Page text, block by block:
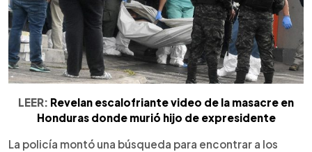
LEER: Revelan escalofriante video de la masacre en
Honduras donde murió hijo de expresidente
La policía montó una búsqueda para encontrar a los